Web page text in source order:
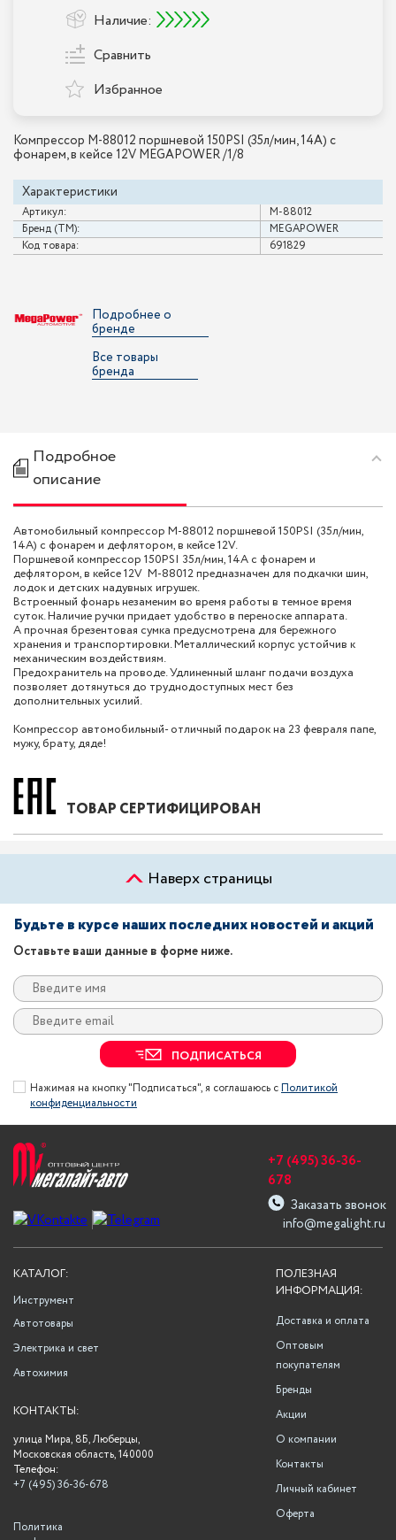
Компрессор M-88012 поршневой 150PSI (35л/мин, 14А) с
фонарем, в кейсе 12V MEGAPOWER /1/8
Характеристики
Артикул:
M-88012
Бренд (ТМ):
MEGAPOWER
Код товара:
691829
Наличие:
Сравнить
Избранное
Подробнее о
бренде
Все товары
бренда
Подробное
описание
Автомобильный компрессор M-88012 поршневой 150PSI (35л/мин,
14А) с фонарем и дефлятором, в кейсе 12V.
Поршневой компрессор 150PSI 35л/мин, 14А с фонарем и
дефлятором, в кейсе 12V M-88012 предназначен для подкачки шин,
лодок и детских надувных игрушек.
Встроенный фонарь незаменим во время работы в темное время
суток. Наличие ручки придает удобство в переноске аппарата.
А прочная брезентовая сумка предусмотрена для бережного
хранения и транспортировки. Металлический корпус устойчив к
механическим воздействиям.
Предохранитель на проводе. Удлиненный шланг подачи воздуха
позволяет дотянуться до труднодоступных мест без
дополнительных усилий.
Компрессор автомобильный- отличный подарок на 23 февраля папе,
мужу, брату, дяде!
ТОВАР СЕРТИФИЦИРОВАН
Наверх страницы
Будьте в курсе наших последних новостей и акций
Оставьте ваши данные в форме ниже.
ПОДПИСАТЬСЯ
Нажимая на кнопку "Подписаться", я соглашаюсь сПолитикой
конфиденциальности
info@megalight.ru
+7 (495) 36-36-
678
Заказать звонок
ПОЛЕЗНАЯ
ИНФОРМАЦИЯ:
Доставка и оплата
Оптовым
покупателям
Бренды
Акции
О компании
Контакты
Личный кабинет
Оферта
КАТАЛОГ:
Инструмент
Автотовары
Электрика и свет
Автохимия
КОНТАКТЫ:
улица Мира, 8Б, Люберцы,
Московская область, 140000
Телефон:
+7 (495) 36-36-678
Политика